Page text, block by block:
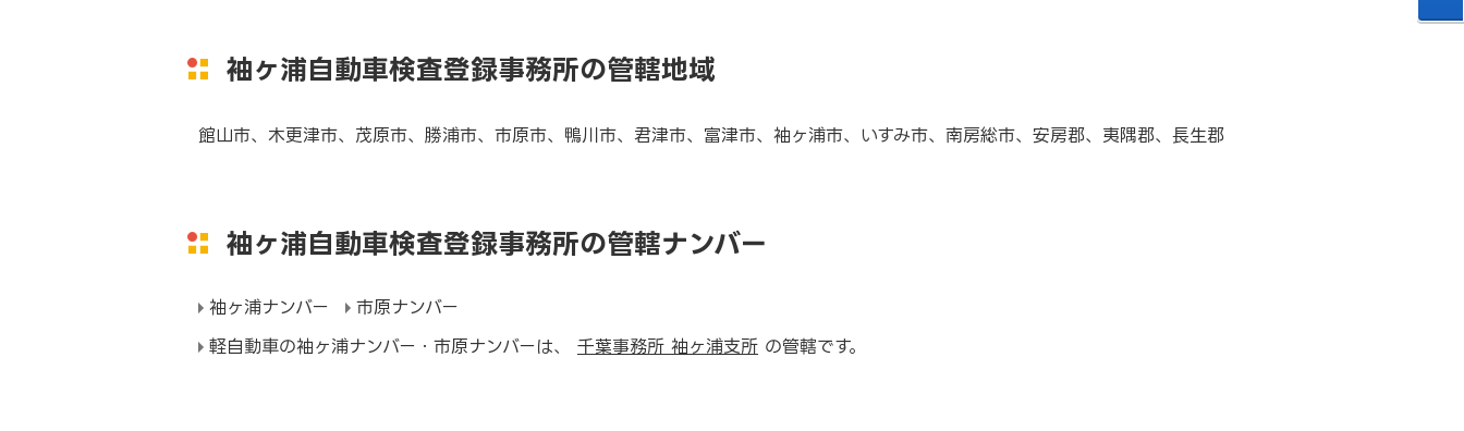
袖ヶ浦自動車検査登録事務所の管轄地域
館山市、木更津市、茂原市、勝浦市、市原市、鴨川市、君津市、富津市、袖ヶ浦市、いすみ市、南房総市、安房郡、夷隅郡、長生郡
袖ヶ浦自動車検査登録事務所の管轄ナンバー
袖ヶ浦ナンバー
市原ナンバー
軽自動車の袖ヶ浦ナンバー・市原ナンバーは、 千葉事務所 袖ヶ浦支所 の管轄です。